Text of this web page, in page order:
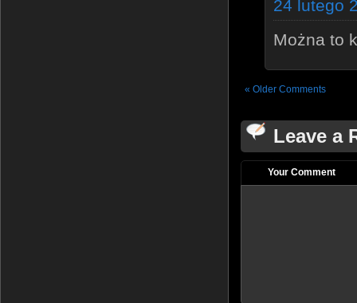
24 lutego
Można to
« Older Comments
Leave a
Your Comment